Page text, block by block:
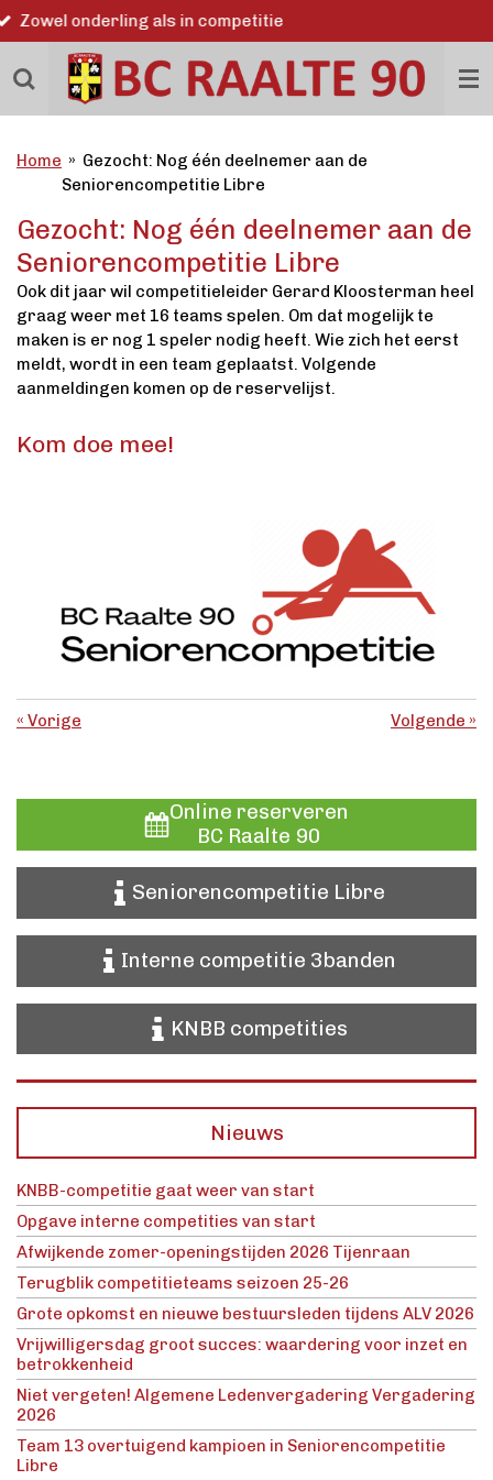
Ga
direct
naar
hoofdinhoud
Home » Gezocht: Nog één deelnemer aan de
Seniorencompetitie Libre
Gezocht: Nog één deelnemer aan de
Seniorencompetitie Libre
Ook dit jaar wil competitieleider Gerard Kloosterman heel
graag weer met 16 teams spelen. Om dat mogelijk te
maken is er nog 1 speler nodig heeft. Wie zich het eerst
meldt, wordt in een team geplaatst. Volgende
aanmeldingen komen op de reservelijst.
Kom doe mee!
« Vorige Volgende »
Online reserveren
BC Raalte 90
Seniorencompetitie Libre
Interne competitie 3banden
KNBB competities
Nieuws
KNBB-competitie gaat weer van start
Opgave interne competities van start
Afwijkende zomer-openingstijden 2026 Tijenraan
Terugblik competitieteams seizoen 25-26
Grote opkomst en nieuwe bestuursleden tijdens ALV 2026
Vrijwilligersdag groot succes: waardering voor inzet en
betrokkenheid
Niet vergeten! Algemene Ledenvergadering Vergadering
2026
Team 13 overtuigend kampioen in Seniorencompetitie
Libre